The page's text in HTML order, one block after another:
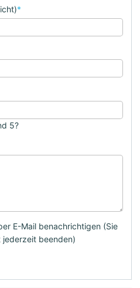
*
5?
E-Mail benachrichtigen (Sie
jederzeit beenden)